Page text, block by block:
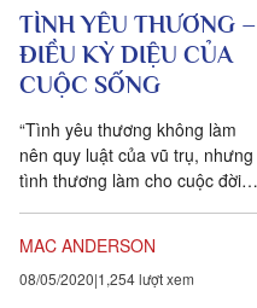
TÌNH YÊU THƯƠNG –
ĐIỀU KỲ DIỆU CỦA
CUỘC SỐNG
“Tình yêu thương không làm
nên quy luật của vũ trụ, nhưng
tình thương làm cho cuộc đời
mùa...
MAC ANDERSON
08/05/2020 1,254 lượt xem